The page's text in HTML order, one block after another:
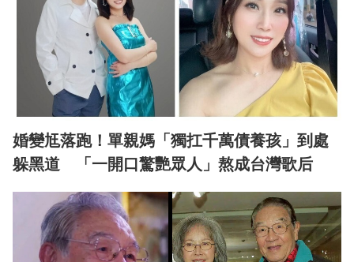
婚變尪落跑！單親媽「獨扛千萬債養孩」到處
躲黑道 「一開口驚艷眾人」熬成台灣歌后